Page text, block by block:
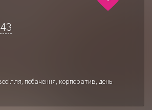
побачення, корпоратив, день